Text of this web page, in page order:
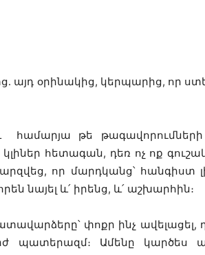
այդ օրինակից, կերպարից, որ
համարյա թե
հետագան, դեռ ոչ ոք
որ մարդկանց՝ հանգիստ
նայել և՛ իրենց, և՛ աշխարհին։
փոքր ինչ ավելացել,
պատերազմ։ Ամենը կարծես